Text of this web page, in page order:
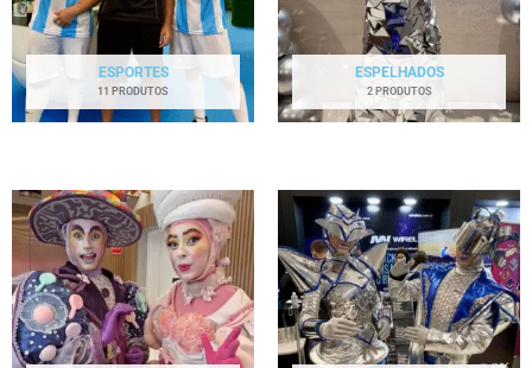
ESPORTES
11 PRODUTOS
ESPELHADOS
2 PRODUTOS